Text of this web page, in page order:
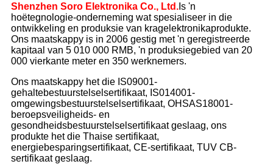
Shenzhen Soro Elektronika Co., Ltd. Is 'n
hoëtegnologie-onderneming wat spesialiseer in die
ontwikkeling en produksie van kragelektronikaprodukte.
Ons maatskappy is in 2006 gestig met 'n geregistreerde
kapitaal van 5 010 000 RMB, 'n produksiegebied van 20
000 vierkante meter en 350 werknemers.
Ons maatskappy het die IS09001-
gehaltebestuurstelselsertifikaat, IS014001-
omgewingsbestuurstelselsertifikaat, OHSAS18001-
beroepsveiligheids- en
gesondheidsbestuurstelselsertifikaat geslaag, ons
produkte het die Thaise sertifikaat,
energiebesparingsertifikaat, CE-sertifikaat, TUV CB-
sertifikaat geslaag.